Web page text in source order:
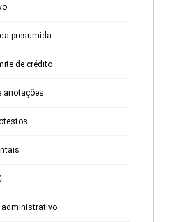
presumida
de crédito
anotações
administrativo